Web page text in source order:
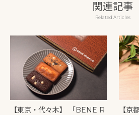
関連記事
Related Articles
【東京・代々木】 「BENE R
【京